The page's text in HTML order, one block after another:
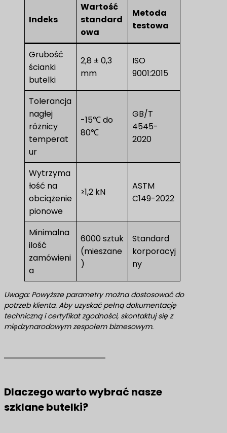
Indeks
Wartość
standard
owa
Metoda
testowa
Grubość
ścianki
butelki
2,8 ± 0,3
mm
ISO
9001:2015
Tolerancja
nagłej
różnicy
temperat
ur
-15℃ do
80℃
GB/T
4545-
2020
Wytrzyma
łość na
obciążenie
pionowe
≥1,2 kN
ASTM
C149-2022
Minimalna
ilość
zamówieni
a
6000 sztuk
(mieszane
)
Standard
korporacyj
ny
Uwaga: Powyższe parametry można dostosować do
potrzeb klienta. Aby uzyskać pełną dokumentację
techniczną i certyfikat zgodności, skontaktuj się z
międzynarodowym zespołem biznesowym.
Dlaczego warto wybrać nasze
szklane butelki?